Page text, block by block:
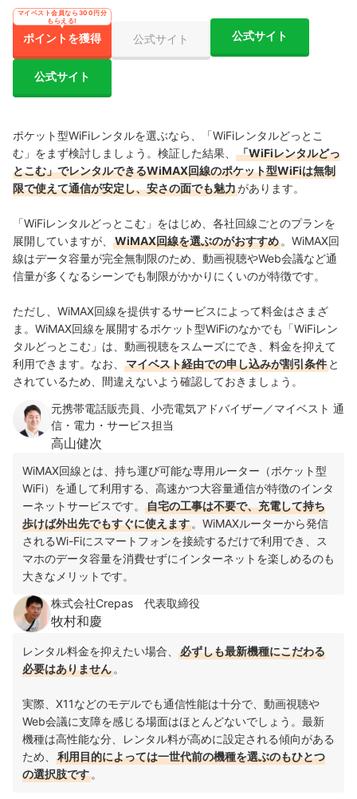
ポイントを獲得
マイベスト会員なら300円分
もらえる!
公式サイト
公式サイト 公式サイト
ポケット型WiFiレンタルを選ぶなら、「WiFiレンタルどっとこ
む」をまず検討しましょう。検証した結果、
「WiFiレンタルどっ
とこむ」でレンタルできるWiMAX回線のポケット型WiFiは無制
限で使えて通信が安定し、安さの面でも魅力があります。
「WiFiレンタルどっとこむ」をはじめ、各社回線ごとのプランを
展開していますが、
WiMAX回線を選ぶのがおすすめ 。WiMAX回
線はデータ容量が完全無制限のため、動画視聴やWeb会議など通
信量が多くなるシーンでも制限がかかりにくいのが特徴です。
ただし、WiMAX回線を提供するサービスによって料金はさまざ
ま。WiMAX回線を展開するポケット型WiFiのなかでも「WiFiレン
タルどっとこむ」は、動画視聴をスムーズにでき、料金を抑えて
利用できます。なお、
マイベスト経由での申し込みが割引条件 と
されているため、間違えないよう確認しておきましょう。
元携帯電話販売員、小売電気アドバイザー／マイベスト 通
信・電力・サービス担当
高山健次
WiMAX回線とは、持ち運び可能な専用ルーター（ポケット型
WiFi）を通して利用する、高速かつ大容量通信が特徴のインタ
ーネットサービスです。
自宅の工事は不要で、充電して持ち
歩けば外出先でもすぐに使えます 。WiMAXルーターから発信
されるWi-Fiにスマートフォンを接続するだけで利用でき、ス
マホのデータ容量を消費せずにインターネットを楽しめるのも
大きなメリットです。
株式会社Crepas 代表取締役
牧村和慶
レンタル料金を抑えたい場合、
必ずしも最新機種にこだわる
必要はありません 。
実際、X11などのモデルでも通信性能は十分で、動画視聴や
Web会議に支障を感じる場面はほとんどないでしょう。最新
機種は高性能な分、レンタル料が高めに設定される傾向がある
ため、
利用目的によっては一世代前の機種を選ぶのもひとつ
の選択肢です 。